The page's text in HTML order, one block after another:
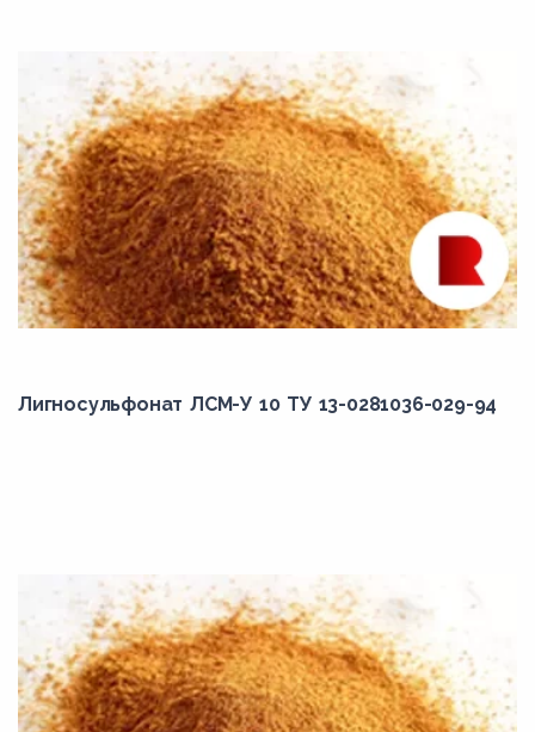
Лигносульфонат ЛСМ-У 10 ТУ 13-0281036-029-94